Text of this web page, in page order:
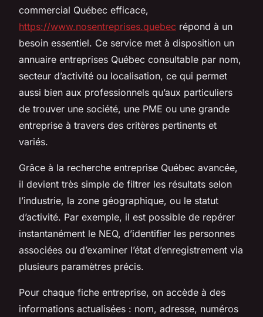
commercial Québec efficace,
https://www.nosentreprises.quebec répond à un
besoin essentiel. Ce service met à disposition un
annuaire entreprises Québec consultable par nom,
secteur d’activité ou localisation, ce qui permet
aussi bien aux professionnels qu’aux particuliers
de trouver une société, une PME ou une grande
entreprise à travers des critères pertinents et
variés.
Grâce à la recherche entreprise Québec avancée,
il devient très simple de filtrer les résultats selon
l’industrie, la zone géographique, ou le statut
d’activité. Par exemple, il est possible de repérer
instantanément le NEQ, d’identifier les personnes
associées ou d’examiner l’état d’enregistrement via
plusieurs paramètres précis.
Pour chaque fiche entreprise, on accède à des
informations actualisées : nom, adresse, numéros